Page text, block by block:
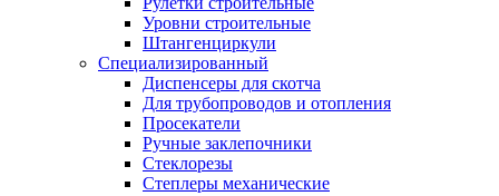
Уровни строительные
Штангенциркули
Специализированный
Диспенсеры для скотча
Для трубопроводов и отопления
Просекатели
Ручные заклепочники
Стеклорезы
Степлеры механические